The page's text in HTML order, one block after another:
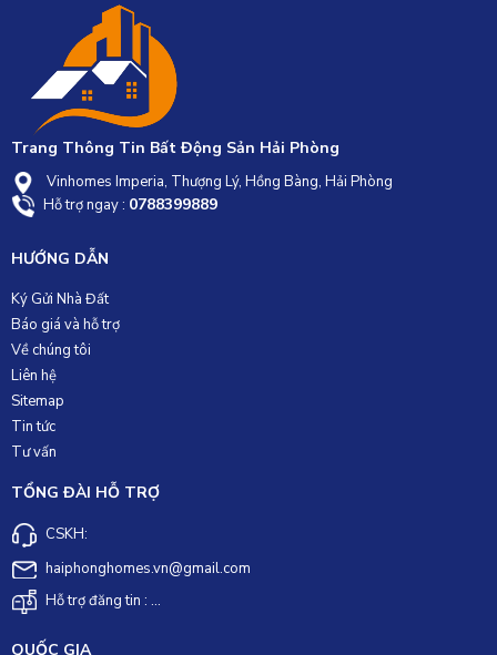
Trang Thông Tin Bất Động Sản Hải Phòng
Vinhomes Imperia, Thượng Lý, Hồng Bàng, Hải Phòng
Hỗ trợ ngay : 0788399889
HƯỚNG DẪN
Ký Gửi Nhà Đất
Báo giá và hỗ trợ
Về chúng tôi
Liên hệ
Sitemap
Tin tức
Tư vấn
TỔNG ĐÀI HỖ TRỢ
CSKH:
haiphonghomes.vn@gmail.com
Hỗ trợ đăng tin : ...
QUỐC GIA